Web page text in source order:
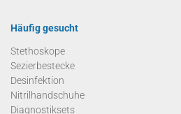
Häufig gesucht
Stethoskope
Sezierbestecke
Desinfektion
Nitrilhandschuhe
Diagnostiksets